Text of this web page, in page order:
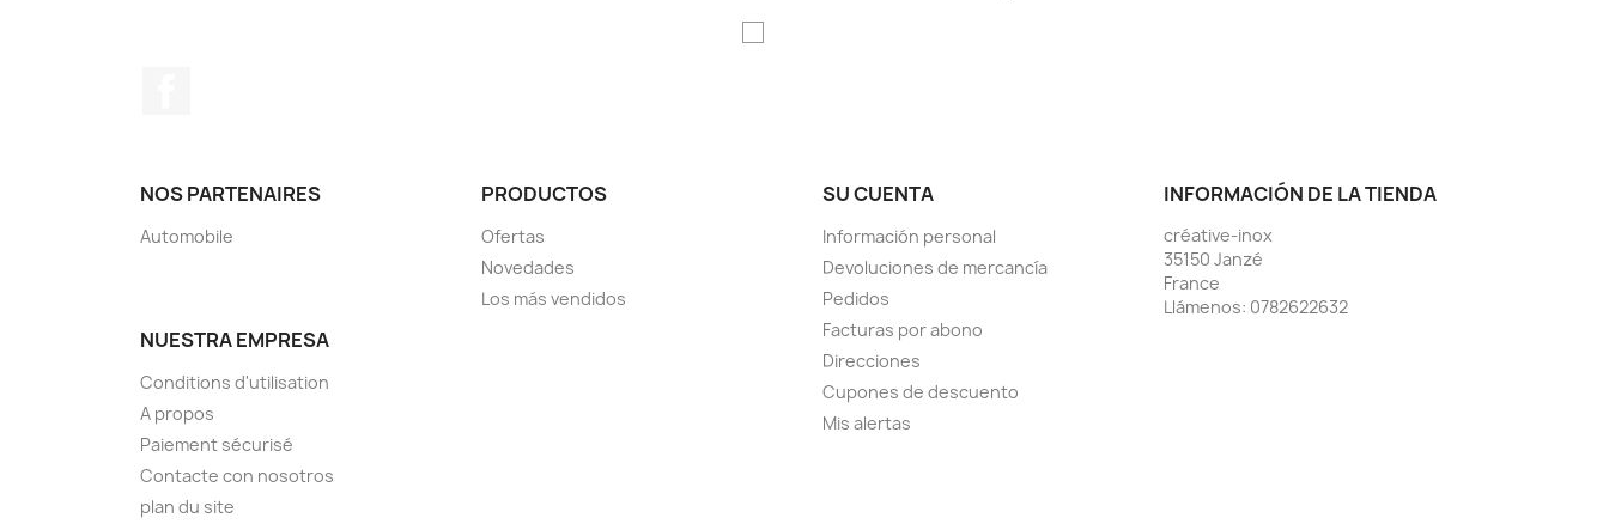
NOS PARTENAIRES
Automobile
PRODUCTOS
Ofertas
Novedades
Los más vendidos
NUESTRA EMPRESA
Conditions d'utilisation
A propos
Paiement sécurisé
Contacte con nosotros
plan du site
SU CUENTA
Información personal
Devoluciones de mercancía
Pedidos
Facturas por abono
Direcciones
Cupones de descuento
Mis alertas
INFORMACIÓN DE LA TIENDA
créative-inox
35150 Janzé
France
Llámenos: 0782622632